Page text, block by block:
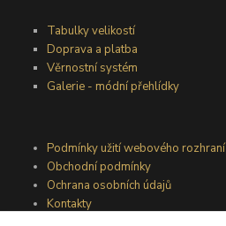
Tabulky velikostí
Doprava a platba
Věrnostní systém
Galerie - módní přehlídky
Podmínky užití webového rozhraní
Obchodní podmínky
Ochrana osobních údajů
Kontakty